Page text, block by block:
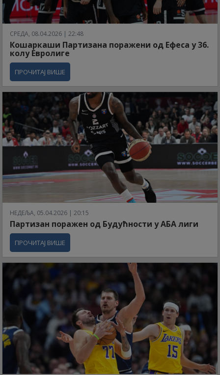
СРЕДА, 08.04.2026 | 22:48
Кошаркаши Партизана поражени од Ефеса у 36.
колу Евролиге
ПРОЧИТАЈ ВИШЕ
НЕДЕЉА, 05.04.2026 | 20:15
Партизан поражен од Будућности у АБА лиги
ПРОЧИТАЈ ВИШЕ